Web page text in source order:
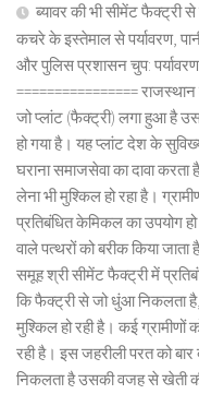
ब्यावर की भी सीमेंट फैक्ट्री
कचरे के इस्तेमाल से पर्यावरण,
और पुलिस प्रशासन चुप:
================
जो प्लांट (फैक्ट्री) लगा हुआ है
हो गया है। यह प्लांट देश के
घराना समाजसेवा का दावा
लेना भी मुश्किल हो रहा है।
प्रतिबंधित केमिकल का उपयोग
वाले पत्थरों को बरीक किया
समूह श्री सीमेंट फैक्ट्री में
कि फैक्ट्री से जो धुंआ निकलता
मुश्किल हो रही है। कई ग्रामीणों
रही है। इस जहरीली परत को
निकलता है उसकी वजह से खेती